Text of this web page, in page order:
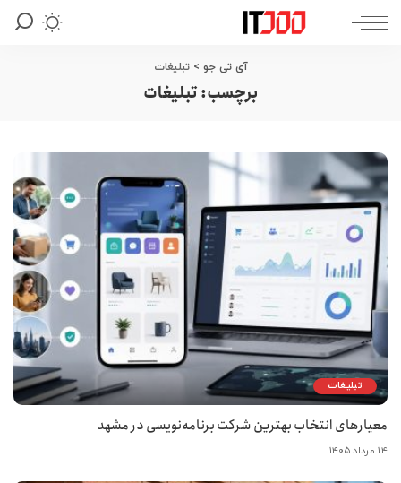
آی تی جو >تبلیغات
برچسب:تبلیغات
تبلیغات
معیارهای انتخاب بهترین شرکت برنامه‌نویسی در مشهد
۱۴ مرداد ۱۴۰۵